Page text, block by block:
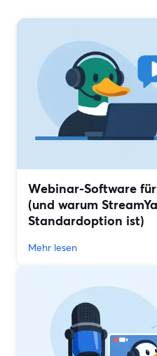
Webinar-Software
(und warum
Standardoption ist)
Mehr lesen